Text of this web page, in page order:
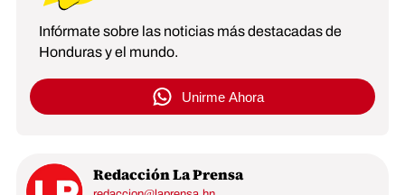
Infórmate sobre las noticias más destacadas de
Honduras y el mundo.
Unirme Ahora
Redacción La Prensa